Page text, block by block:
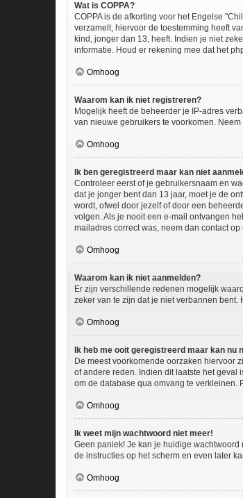
Wat is COPPA?
COPPA is de afkorting voor het Engelse
verzamelt, hiervoor de toestemming heeft
kind, jonger dan 13, heeft. Indien je niet
informatie. Houd er rekening mee dat het
Omhoog
Waarom kan ik niet registreren?
Mogelijk heeft de beheerder je IP-adres
van nieuwe gebruikers te voorkomen.
Omhoog
Ik ben geregistreerd maar kan niet
Controleer eerst of je gebruikersnaam en
dat je jonger bent dan 13 jaar, moet je de
wordt, ofwel door jezelf of door een
volgen. Als je nooit een e-mail ontvangen
mailadres correct was, neem dan contact op
Omhoog
Waarom kan ik niet aanmelden?
Er zijn verschillende redenen mogelijk
zeker van te zijn dat je niet verbannen
Omhoog
Ik heb me ooit geregistreerd maar kan nu
De meest voorkomende oorzaken hiervoor
of andere reden. Indien dit laatste het geval
om de database qua omvang te verkleinen.
Omhoog
Ik weet mijn wachtwoord niet meer!
Geen paniek! Je kan je huidige
de instructies op het scherm en even later
Omhoog